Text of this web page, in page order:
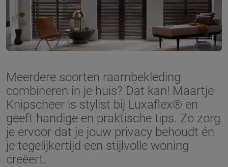
Meerdere soorten raambekleding
combineren in je huis? Dat kan! Maartje
Knipscheer is stylist bij Luxaflex® en
geeft handige en praktische tips. Zo zorg
je ervoor dat je jouw privacy behoudt én
je tegelijkertijd een stijlvolle woning
creëert.